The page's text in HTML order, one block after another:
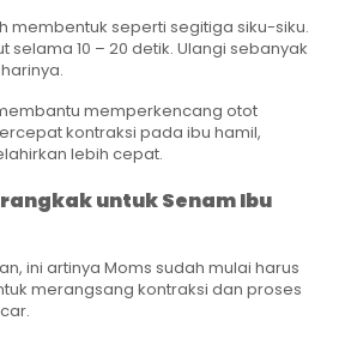
membentuk seperti segitiga siku-siku.
selama 10 – 20 detik. Ulangi sebanyak
memperkencang otot
kontraksi pada ibu hamil,
lebih cepat.
untuk Senam Ibu
ini artinya Moms sudah mulai harus
merangsang kontraksi dan proses